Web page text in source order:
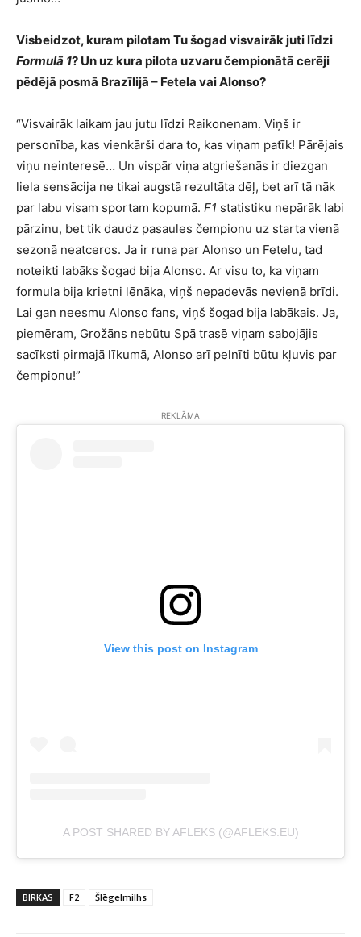
Visbeidzot, kuram pilotam Tu šogad visvairāk juti līdzi
Formulā 1? Un uz kura pilota uzvaru čempionātā cerēji
pēdējā posmā Brazīlijā – Fetela vai Alonso?
“Visvairāk laikam jau jutu līdzi Raikonenam. Viņš ir
personība, kas vienkārši dara to, kas viņam patīk! Pārējais
viņu neinteresē… Un vispār viņa atgriešanās ir diezgan
liela sensācija ne tikai augstā rezultāta dēļ, bet arī tā nāk
par labu visam sportam kopumā. F1 statistiku nepārāk labi
pārzinu, bet tik daudz pasaules čempionu uz starta vienā
sezonā neatceros. Ja ir runa par Alonso un Fetelu, tad
noteikti labāks šogad bija Alonso. Ar visu to, ka viņam
formula bija krietni lēnāka, viņš nepadevās nevienā brīdi.
Lai gan neesmu Alonso fans, viņš šogad bija labākais. Ja,
piemēram, Grožāns nebūtu Spā trasē viņam sabojājis
sacīksti pirmajā līkumā, Alonso arī pelnīti būtu kļuvis par
čempionu!”
REKLĀMA
View this post on Instagram
A POST SHARED BY AFLEKS (@AFLEKS.EU)
BIRKAS F2 Šlēgelmilhs